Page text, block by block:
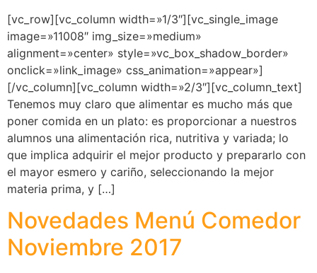
[vc_row][vc_column width=»1/3″][vc_single_image
image=»11008″ img_size=»medium»
alignment=»center» style=»vc_box_shadow_border»
onclick=»link_image» css_animation=»appear»]
[/vc_column][vc_column width=»2/3″][vc_column_text]
Tenemos muy claro que alimentar es mucho más que
poner comida en un plato: es proporcionar a nuestros
alumnos una alimentación rica, nutritiva y variada; lo
que implica adquirir el mejor producto y prepararlo con
el mayor esmero y cariño, seleccionando la mejor
materia prima, y […]
Novedades Menú Comedor
Noviembre 2017